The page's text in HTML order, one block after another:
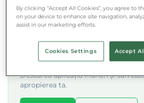
Auchan oferă pachetele Munch sub
★★★★★ 4.8/5 · 500.000+ utilizatori
Economisește și
Descarcă aplicația Munch și
apropierea ta.
By clicking “Accept All Cookies”, you agree to
on your device to enhance site navigation,
assist in our marketing efforts.
Cookies Settings Accept